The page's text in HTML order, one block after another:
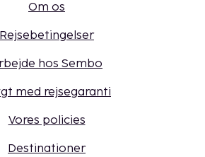
Om os
Rejsebetingelser
hos Sembo
med rejsegaranti
Vores policies
Destinationer